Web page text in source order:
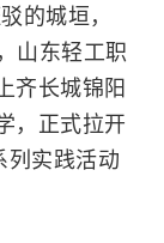
的城垣，
山东轻工职
齐长城锦阳
，正式拉开
列实践活动